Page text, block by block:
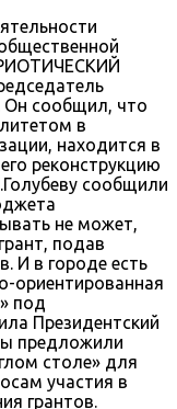
Он сообщил, что
в
находится в
реконструкцию
сообщили
не может,
подав
И в городе есть
ориентированная
под
Президентский
предложили
столе» для
участия в
грантов.